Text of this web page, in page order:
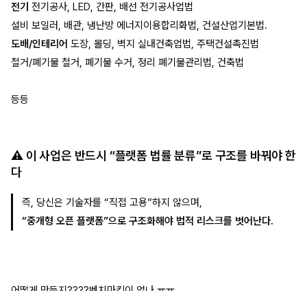
전기 전기공사, LED, 간판, 배선 전기공사업법
설비 보일러, 배관, 냉난방 에너지이용합리화법, 건설산업기본법.
도배/인테리어 도장, 몰딩, 벽지 실내건축업법, 주택건설촉진법
철거/폐기물 철거, 폐기물 수거, 정리 폐기물관리법, 건축법
등등
⚠️ 이 사업은 반드시 “플랫폼 법률 분류”로 구조를 바꿔야 한
다
즉, 당신은 기술자를 “직접 고용”하지 않으며,
“중개형 오픈 플랫폼”으로 구조화해야 법적 리스크를 벗어난다.